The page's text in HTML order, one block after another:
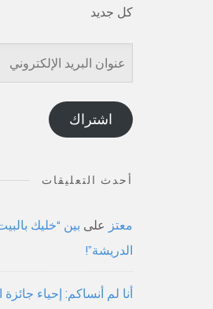
كل جديد
عنوان
البريد
الإلكتروني
اشتراك
أحدث التعليقات
معتز على بين “خليك
الدريشة”!